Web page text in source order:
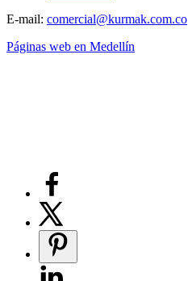
E-mail: comercial@kurmak.com.co
Páginas web en Medellín